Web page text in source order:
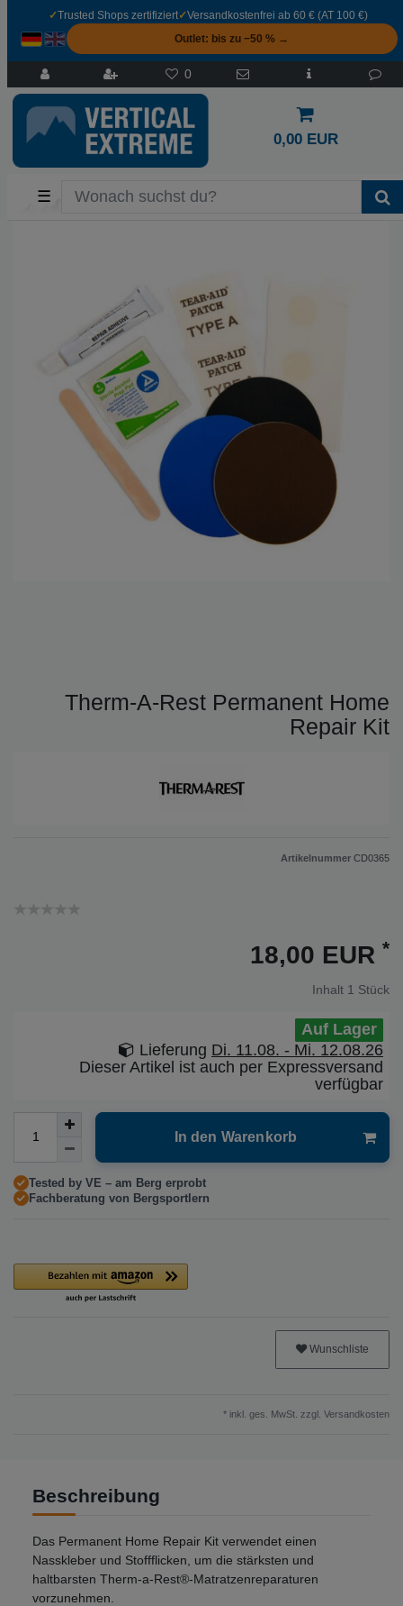
✓Trusted Shops zertifiziert✓Versandkostenfrei ab 60 € (AT 100 €)
Outlet: bis zu −50 % →
0
0,00 EUR
☰
Therm-A-Rest Permanent Home
Repair Kit
Artikelnummer CD0365
18,00 EUR *
Inhalt 1 Stück
Auf Lager
Lieferung Di. 11.08. - Mi. 12.08.26
Dieser Artikel ist auch per Expressversand
verfügbar
In den Warenkorb
Tested by VE – am Berg erprobt
Fachberatung von Bergsportlern
Wunschliste
* inkl. ges. MwSt. zzgl. Versandkosten
Beschreibung
Das Permanent Home Repair Kit verwendet einen
Nasskleber und Stoffflicken, um die stärksten und
haltbarsten Therm-a-Rest®-Matratzenreparaturen
vorzunehmen.